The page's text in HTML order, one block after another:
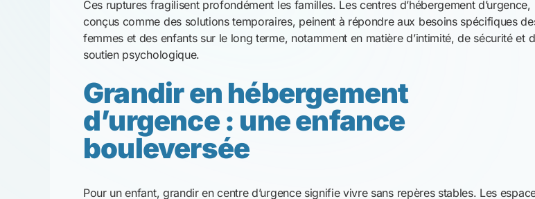
sentiment de mal-être et d’isolement. Ces conditions, lorsqu’elles se prolongent, peuvent
avoir des conséquences durables sur le développement émotionnel et social des enfants.
L’école, un repère essentiel mais
fragile
Malgré l’instabilité du logement, la scolarisation reste un pilier fondamental. Elle apporte
une forme de continuité et de normalité dans un quotidien incertain. Cependant, même
scolaires) représentent un obstacle important pour les familles les plus précaires.